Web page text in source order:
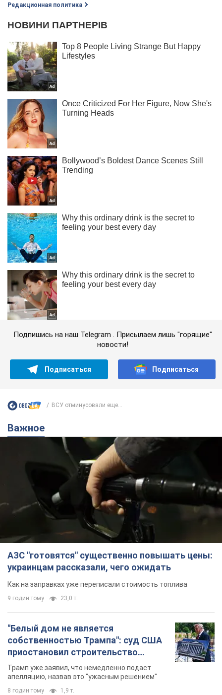
Редакционная политика
Подпишись на наш Telegram . Присылаем лишь "горящие"
новости!
Подписаться Подписаться
ВСУ отминусовали еще...
Важное
АЗС "готовятся" существенно повышать цены:
украинцам рассказали, чего ожидать
Как на заправках уже переписали стоимость топлива
9 годин тому 23,0 т.
"Белый дом не является
собственностью Трампа": суд США
приостановил строительство
бального зала стоимостью 400 млн
долларов
Трамп уже заявил, что немедленно подаст
апелляцию, назвав это "ужасным решением"
8 годин тому 1,9 т.